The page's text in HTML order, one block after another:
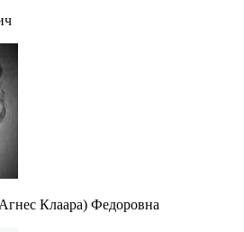
Клаара) Федоровна